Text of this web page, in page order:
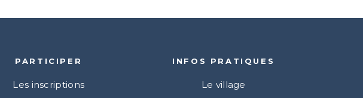
PARTICIPER
Les inscriptions
INFOS PRATIQUES
Le village